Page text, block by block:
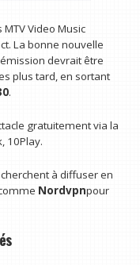
Video Music
La bonne nouvelle
devrait être
plus tard, en sortant
.
gratuitement via la
10Play.
à diffuser en
Nordvpnpour